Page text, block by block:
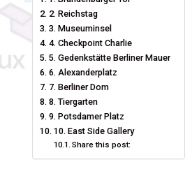
R
E
S
T
D
I
N
2. Reichstag
3. Museuminsel
4. Checkpoint Charlie
5. Gedenkstätte Berliner Mauer
6. Alexanderplatz
7. Berliner Dom
8. Tiergarten
9. Potsdamer Platz
10. East Side Gallery
Share this post: